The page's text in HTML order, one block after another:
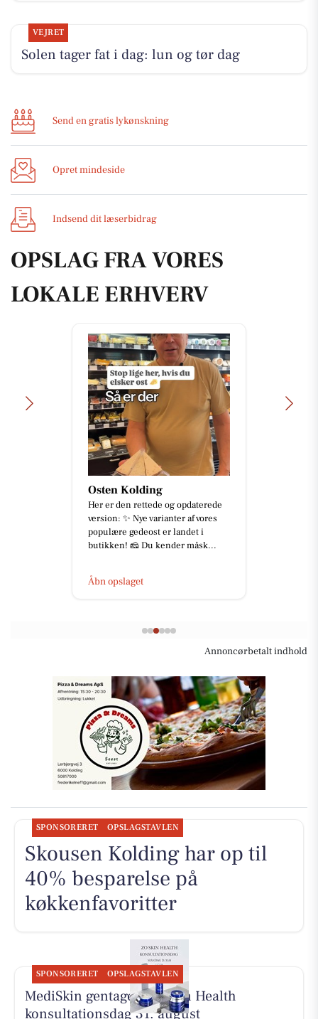
VEJRET
Solen tager fat i dag: lun og tør dag
Send en gratis lykønskning
Opret mindeside
Indsend dit læserbidrag
OPSLAG FRA VORES
LOKALE ERHVERV
Osten Kolding
Her er den rettede og opdaterede
version: ✨ Nye varianter af vores
populære gedeost er landet i
butikken! 🧀 Du kender måsk...
Åbn opslaget
Annoncørbetalt indhold
SPONSORERET OPSLAGSTAVLEN
Skousen Kolding har op til
40% besparelse på
køkkenfavoritter
SPONSORERET OPSLAGSTAVLEN
MediSkin gentager ZO Skin Health
konsultationsdag 31. august